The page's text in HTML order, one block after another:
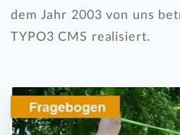
dem Jahr 2003 von uns
TYPO3 CMS realisiert.